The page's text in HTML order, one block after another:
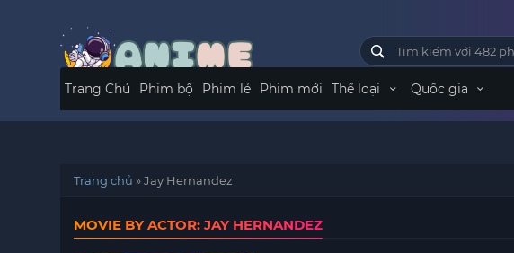
Trang Chủ Phim bộ Phim lẻ Phim mới Thể loại Quốc gia
Trang chủ »Jay Hernandez
MOVIE BY ACTOR: JAY HERNANDEZ